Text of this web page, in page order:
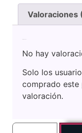
Valoraciones
No hay
Solo los
comprado este
valoración.